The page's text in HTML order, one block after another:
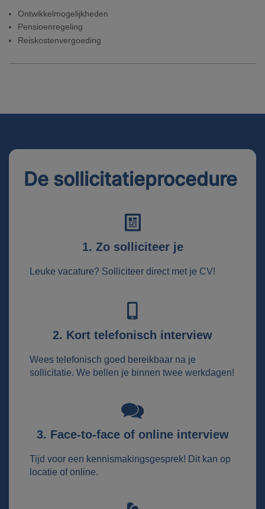
Ontwikkelmogelijkheden
Pensioenregeling
Reiskostenvergoeding
De sollicitatieprocedure
1. Zo solliciteer je
Leuke vacature? Solliciteer direct met je CV!
2. Kort telefonisch interview
Wees telefonisch goed bereikbaar na je
sollicitatie. We bellen je binnen twee werkdagen!
3. Face-to-face of online interview
Tijd voor een kennismakingsgesprek! Dit kan op
locatie of online.